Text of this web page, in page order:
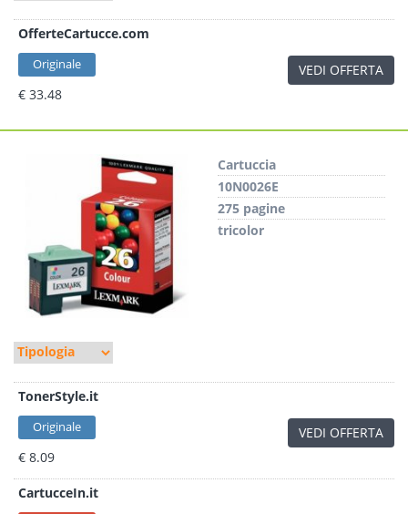
OfferteCartucce.com
Originale
€ 33.48
VEDI OFFERTA
Cartuccia
10N0026E
275 pagine
tricolor
TonerStyle.it
Originale
€ 8.09
VEDI OFFERTA
CartucceIn.it